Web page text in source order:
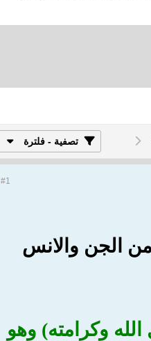
تصفية - فلترة
#1
الجن والانس
وكرامته) وهو